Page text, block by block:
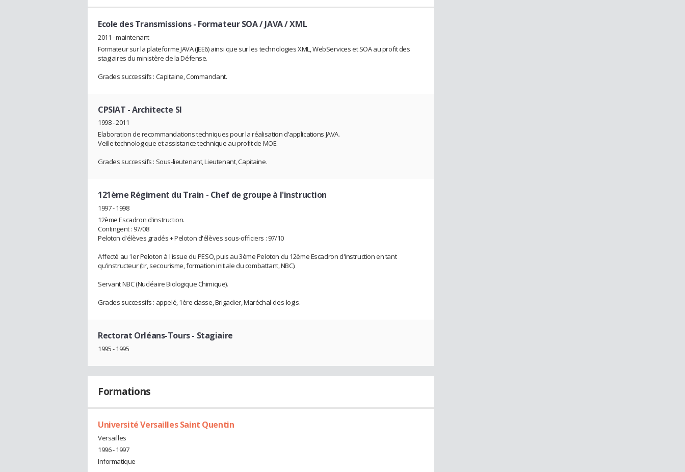
Ecole des Transmissions- Formateur SOA / JAVA / XML
2011 - maintenant
Formateur sur la plateforme JAVA (JEE6) ainsi que sur les technologies XML, WebServices et SOA au profit des
stagiaires du ministère de la Défense.
Grades successifs : Capitaine, Commandant.
CPSIAT - Architecte SI
1998 - 2011
Elaboration de recommandations techniques pour la réalisation d'applications JAVA.
Veille technologique et assistance technique au profit de MOE.
Grades successifs : Sous-lieutenant, Lieutenant, Capitaine.
121ème Régiment du Train - Chef de groupe à l'instruction
1997 - 1998
12ème Escadron d'instruction.
Contingent : 97/08
Peloton d'élèves gradés + Peloton d'élèves sous-officiers : 97/10
Affecté au 1er Peloton à l'issue du PESO, puis au 3ème Peloton du 12ème Escadron d'instruction en tant
qu'instructeur (tir, secourisme, formation initiale du combattant, NBC).
Servant NBC (Nucléaire Biologique Chimique).
Grades successifs : appelé, 1ère classe, Brigadier, Maréchal-des-logis.
Rectorat Orléans-Tours- Stagiaire
1995 - 1995
Formations
Université Versailles Saint Quentin
Versailles
1996 - 1997
Informatique